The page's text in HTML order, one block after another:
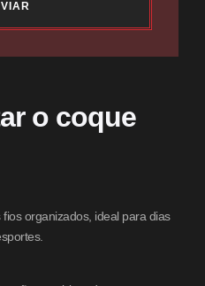
o coque
organizados, ideal para dias